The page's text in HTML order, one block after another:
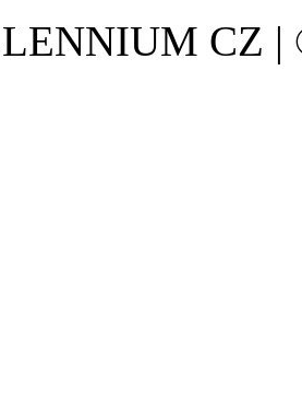
CZ |